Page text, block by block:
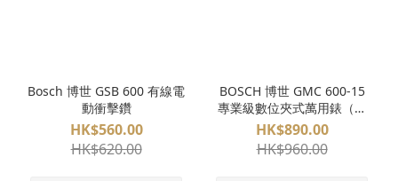
Bosch 博世 GSB 600 有線電
動衝擊鑽
HK$560.00
HK$620.00
BOSCH 博世 GMC 600-15
專業級數位夾式萬用錶（數
位鉗形表）
HK$890.00
HK$960.00